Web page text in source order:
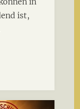
ist,